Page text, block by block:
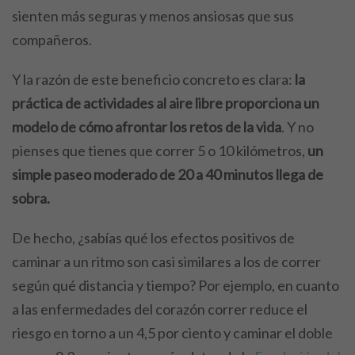
sienten más seguras y menos ansiosas que sus
compañeros.
Y la razón de este beneficio concreto es clara: la
práctica de actividades al aire libre proporciona un
modelo de cómo afrontar los retos de la vida. Y no
pienses que tienes que correr 5 o 10 kilómetros, un
simple paseo moderado de 20 a 40 minutos llega de
sobra.
De hecho, ¿sabías qué los efectos positivos de
caminar a un ritmo son casi similares a los de correr
según qué distancia y tiempo? Por ejemplo, en cuanto
a las enfermedades del corazón correr reduce el
riesgo en torno a un 4,5 por ciento y caminar el doble